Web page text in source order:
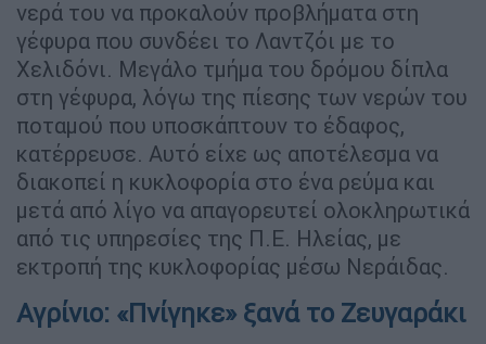
νερά του να προκαλούν προβλήματα στη
γέφυρα που συνδέει το Λαντζόι με το
Χελιδόνι. Μεγάλο τμήμα του δρόμου δίπλα
στη γέφυρα, λόγω της πίεσης των νερών του
ποταμού που υποσκάπτουν το έδαφος,
κατέρρευσε. Αυτό είχε ως αποτέλεσμα να
διακοπεί η κυκλοφορία στο ένα ρεύμα και
μετά από λίγο να απαγορευτεί ολοκληρωτικά
από τις υπηρεσίες της Π.Ε. Ηλείας, με
εκτροπή της κυκλοφορίας μέσω Νεράιδας.
Αγρίνιο: «Πνίγηκε» ξανά το Ζευγαράκι